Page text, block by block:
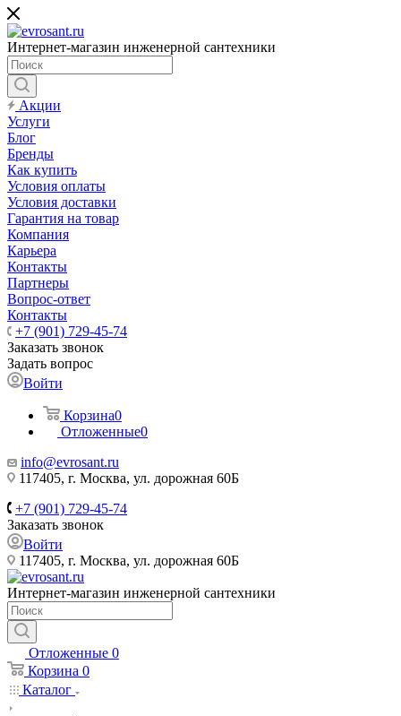
Интернет-магазин инженерной сантехники
Акции
Услуги
Блог
Бренды
Как купить
Условия оплаты
Условия доставки
Гарантия на товар
Компания
Карьера
Контакты
Партнеры
Вопрос-ответ
Контакты
+7 (901) 729-45-74
Заказать звонок
Задать вопрос
Войти
Корзина0
Отложенные0
info@evrosant.ru
117405, г. Москва, ул. дорожная 60Б
+7 (901) 729-45-74
Заказать звонок
Войти
117405, г. Москва, ул. дорожная 60Б
Интернет-магазин инженерной сантехники
Отложенные 0
Корзина 0
Каталог